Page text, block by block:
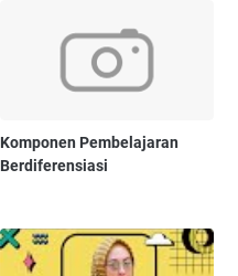
Komponen Pembelajaran
Berdiferensiasi